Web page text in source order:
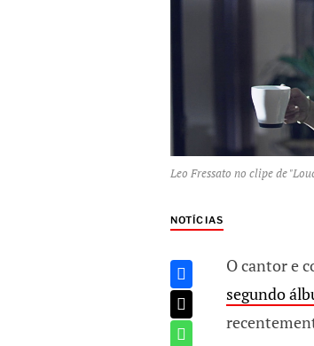
Leo Fressato no clipe de
NOTÍCIAS
O cantor e
segundo